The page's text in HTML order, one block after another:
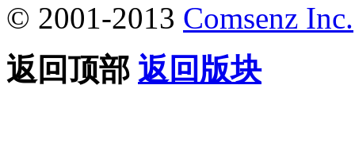
© 2001-2013 Comsenz Inc.
返回顶部 返回版块